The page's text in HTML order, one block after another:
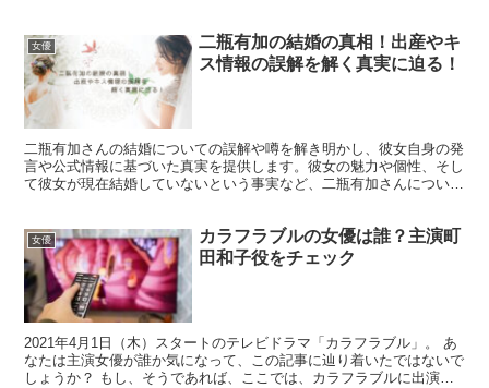
女優
二瓶有加の結婚の真相！出産やキ
ス情報の誤解を解く真実に迫る！
二瓶有加さんの結婚についての誤解や噂を解き明かし、彼女自身の発
言や公式情報に基づいた真実を提供します。彼女の魅力や個性、そし
て彼女が現在結婚していないという事実など、二瓶有加さんについて
女優
カラフラブルの女優は誰？主演町
田和子役をチェック
2021年4月1日（木）スタートのテレビドラマ「カラフラブル」。 あ
なたは主演女優が誰か気になって、この記事に辿り着いたではないで
しょうか？ もし、そうであれば、ここでは、カラフラブルに出演中